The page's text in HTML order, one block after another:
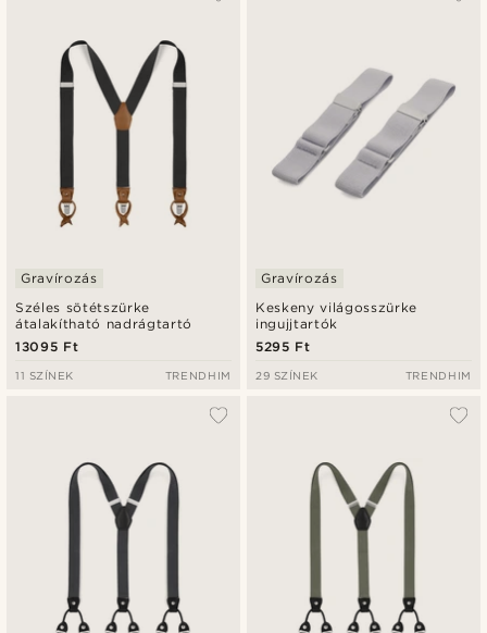
Széles sötétszürke
átalakítható nadrágtartó
Gravírozás
13095 Ft
11 SZÍNEK TRENDHIM
Keskeny világosszürke
ingujjtartók
Gravírozás
5295 Ft
29 SZÍNEK TRENDHIM